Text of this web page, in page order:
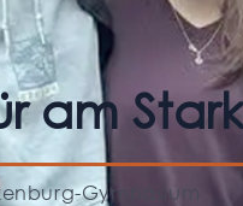
am
Gymnasium